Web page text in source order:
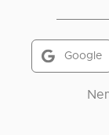
Google